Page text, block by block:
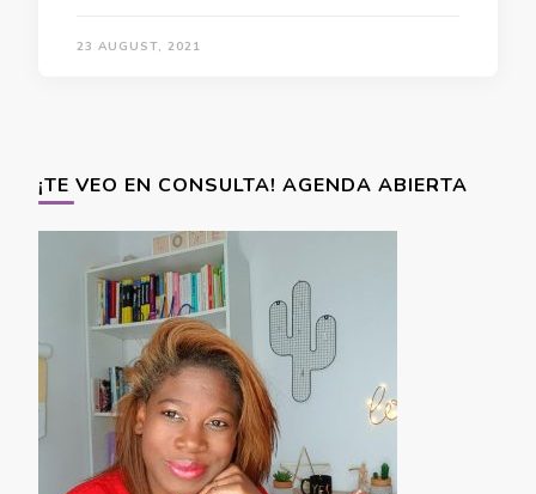
23 AUGUST, 2021
¡TE VEO EN CONSULTA! AGENDA ABIERTA